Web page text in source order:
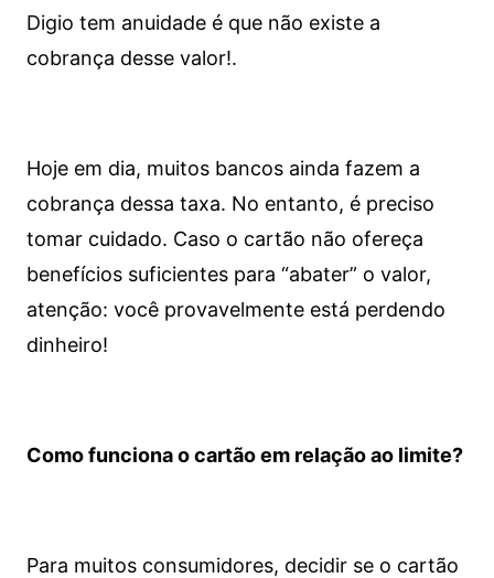
Digio tem anuidade é que não existe a
cobrança desse valor!.
Hoje em dia, muitos bancos ainda fazem a
cobrança dessa taxa. No entanto, é preciso
tomar cuidado. Caso o cartão não ofereça
benefícios suficientes para “abater” o valor,
atenção: você provavelmente está perdendo
dinheiro!
Como funciona o cartão em relação ao limite?
Para muitos consumidores, decidir se o cartão